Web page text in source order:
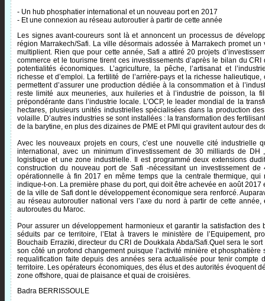
- Un hub phosphatier international et un nouveau port en 2017
- Et une connexion au réseau autoroutier à partir de cette année
Les signes avant-coureurs sont là et annoncent un processus de
région Marrakech/Safi. La ville désormais adossée à Marrakech promet
multiplient. Rien que pour cette année, Safi a attiré 20 projets
commerce et le tourisme tirent ces investissements d’après le bilan du
potentialités économiques. L’agriculture, la pêche, l’artisanat et
richesse et d’emploi. La fertilité de l’arrière-pays et la richesse
permettent d’assurer une production dédiée à la consommation et à
reste limité aux meuneries, aux huileries et à l’industrie de poisson, la
prépondérante dans l’industrie locale. L’OCP, le leader mondial de la
hectares, plusieurs unités industrielles spécialisées dans la production
volaille. D’autres industries se sont installées : la transformation des
de la barytine, en plus des dizaines de PME et PMI qui gravitent autour des
Avec les nouveaux projets en cours, c’est une nouvelle cité
international, avec un minimum d’investissement de 30 milliards de
logistique et une zone industrielle. Il est programmé deux extensions
construction du nouveau port de Safi -nécessitant un investissement
opérationnelle à fin 2017 en même temps que la centrale thermique,
indique-t-on. La première phase du port, qui doit être achevée en août
de la ville de Safi dont le développement économique sera renforcé.
au réseau autoroutier national vers l’axe du nord à partir de cette
autoroutes du Maroc.
Pour assurer un développement harmonieux et garantir la satisfaction
séduits par ce territoire, l’Etat à travers le ministère de l’Equipement,
Bouchaib Erraziki, directeur du CRI de Doukkala Abda/Safi.Quel sera le
son côté un profond changement puisque l’activité minière et
requalification faite depuis des années sera actualisée pour tenir compte
territoire. Les opérateurs économiques, des élus et des autorités évoquent
zone offshore, quai de plaisance et quai de croisières.
Badra BERRISSOULE